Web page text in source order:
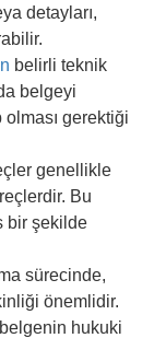
detayları,
belirli teknik
belgeyi
gerektiği
genellikle
Bu
bir şekilde
sürecinde,
önemlidir.
hukuki